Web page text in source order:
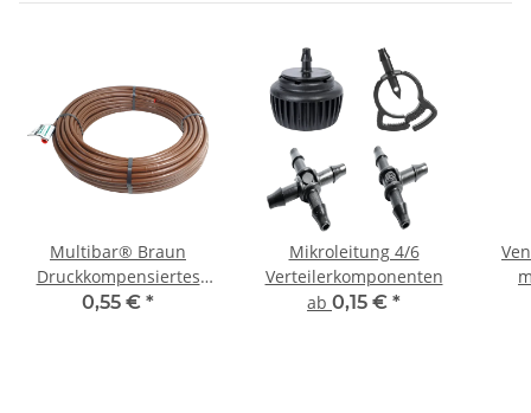
Multibar® Braun
Druckkompensiertes
Premium Tropfrohr, 33
0,55 € *
Mikroleitung 4/6
Verteilerkomponenten
ab 0,15 € *